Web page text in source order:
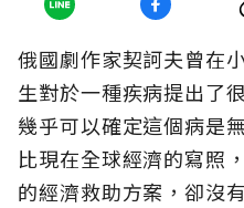
俄國劇作家契訶夫曾在
生對於一種疾病提出了
幾乎可以確定這個病是
比現在全球經濟的寫照
的經濟救助方案，卻沒